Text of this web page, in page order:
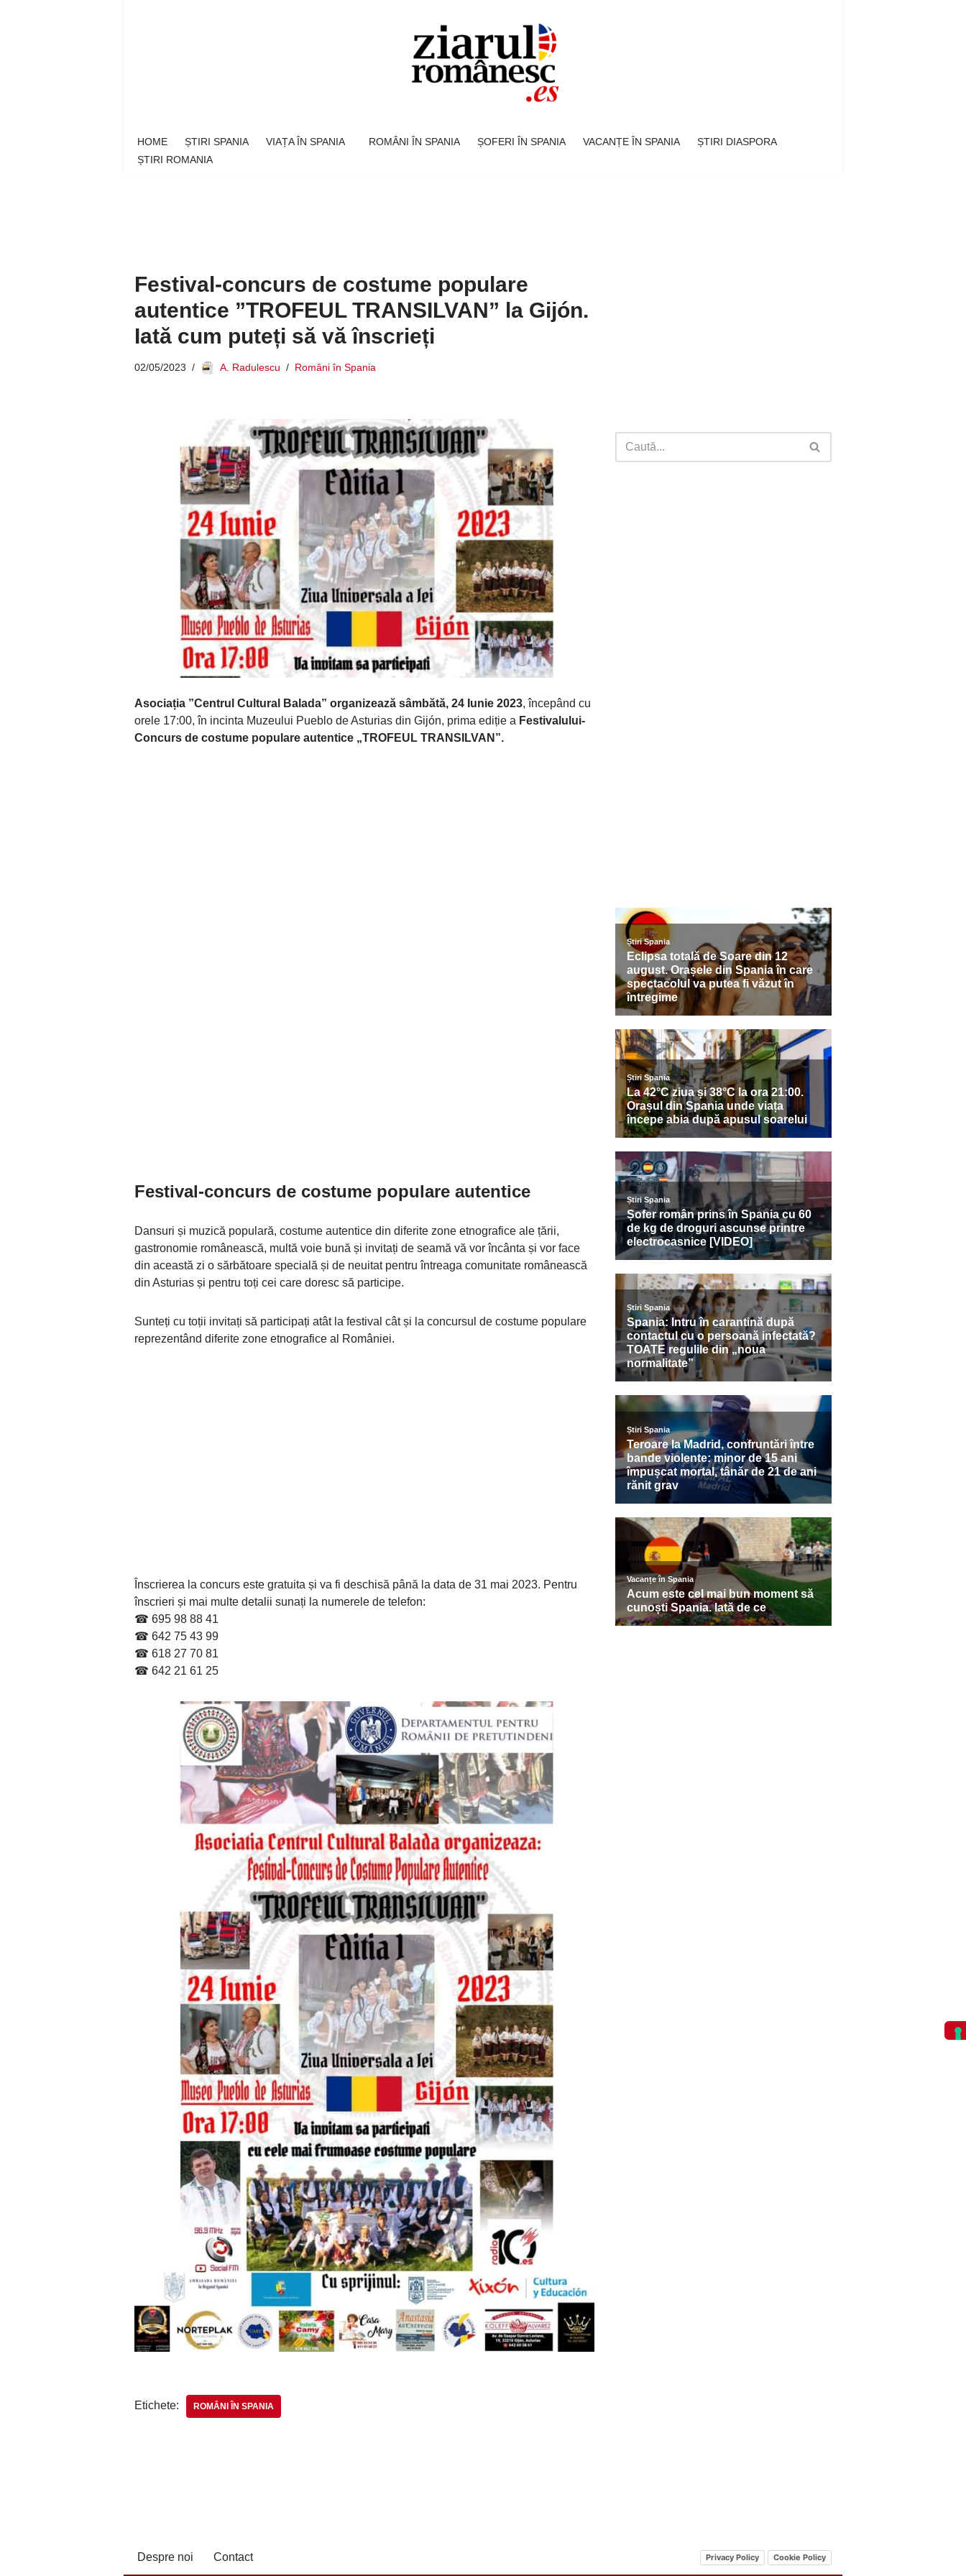
HOME ȘTIRI SPANIA VIAȚA ÎN SPANIA ROMÂNI ÎN SPANIA ȘOFERI ÎN SPANIA VACANȚE ÎN SPANIA
ȘTIRI DIASPORA
ȘTIRI ROMANIA
Festival-concurs de costume populare
autentice ”TROFEUL TRANSILVAN” la Gijón.
Iată cum puteți să vă înscrieți
02/05/2023 A. Radulescu Români în Spania
Asociația ”Centrul Cultural Balada” organizează sâmbătă, 24 Iunie 2023, începând cu
orele 17:00, în incinta Muzeului Pueblo de Asturias din Gijón, prima ediție a Festivalului-
Concurs de costume populare autentice „TROFEUL TRANSILVAN”.
Festival-concurs de costume populare autentice
Dansuri și muzică populară, costume autentice din diferite zone etnografice ale țării,
gastronomie românească, multă voie bună și invitați de seamă vă vor încânta și vor face
din această zi o sărbătoare specială și de neuitat pentru întreaga comunitate românească
din Asturias și pentru toți cei care doresc să participe.
Sunteți cu toții invitați să participați atât la festival cât și la concursul de costume populare
reprezentând diferite zone etnografice al României.
Înscrierea la concurs este gratuita și va fi deschisă până la data de 31 mai 2023. Pentru
înscrieri și mai multe detalii sunați la numerele de telefon:
☎ 695 98 88 41
☎ 642 75 43 99
☎ 618 27 70 81
☎ 642 21 61 25
Etichete: ROMÂNI ÎN SPANIA
Despre noi Contact Privacy Policy Cookie Policy